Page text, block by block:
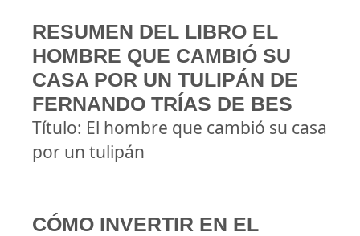
RESUMEN DEL LIBRO EL
HOMBRE QUE CAMBIÓ SU
CASA POR UN TULIPÁN DE
FERNANDO TRÍAS DE BES
Título: El hombre que cambió su casa
por un tulipán
CÓMO INVERTIR EN EL